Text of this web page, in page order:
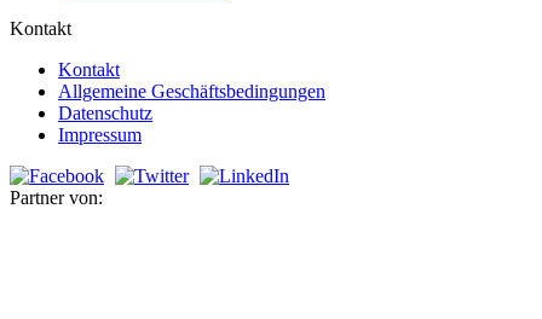
Kontakt
Kontakt
Allgemeine Geschäftsbedingungen
Datenschutz
Impressum
Partner von: